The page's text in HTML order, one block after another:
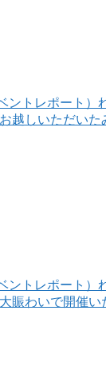
ントレポート）
越しいただいた
ントレポート）
賑わいで開催い